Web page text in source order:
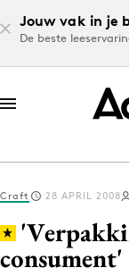
Jouw vak in je
De beste
Log in
Craft 28 APRIL 2008
consument'